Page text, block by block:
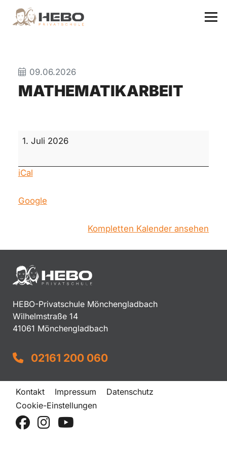
09.06.2026
MATHEMATIKARBEIT
Mathematikarbeit
1. Juli 2026
iCal
Google
Kompletten Kalender ansehen
HEBO-Privatschule Mönchengladbach
Wilhelmstraße 14
41061 Mönchengladbach
02161 200 060
Kontakt Impressum
Datenschutz
Cookie-Einstellungen